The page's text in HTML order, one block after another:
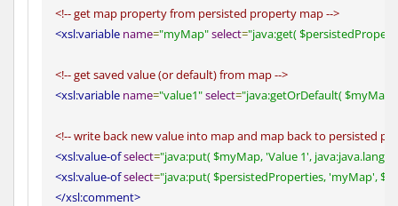
<!-- get map property from persisted property map -->
<xsl:variable name="myMap"select="java:get(
<!-- get saved value (or default) from map -->
<xsl:variable name="value1"select="java:getOrDefault( $myMap,
<!-- write back new value into map and map back to persisted
<xsl:value-ofselect="java:put( $myMap, 'Value 1',
<xsl:value-ofselect="java:put( $persistedProperties, 'myMap',
</xsl:comment>